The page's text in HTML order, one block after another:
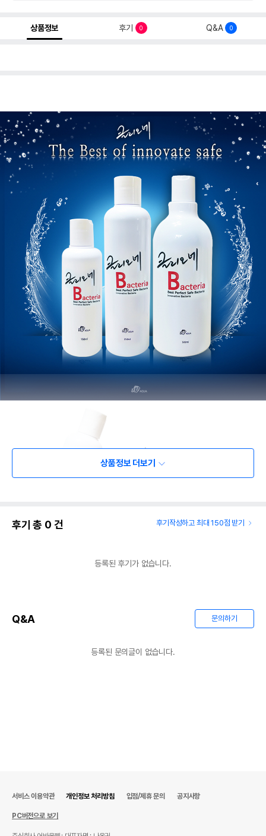
상품정보 후기 0 Q&A 0
상품정보 더보기
후기 총 0 건 후기작성하고 최대 150점 받기
등록된 후기가 없습니다.
Q&A 문의하기
등록된 문의글이 없습니다.
서비스 이용약관 개인정보 처리방침 입점/제휴 문의 공지사항
PC버전으로 보기